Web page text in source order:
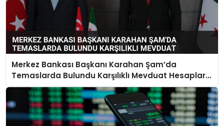
Merkez Bankası Başkanı Karahan Şam’da
Temaslarda Bulundu Karşılıklı Mevduat Hesapları
Açılacak